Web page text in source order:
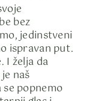
bez
jedinstveni
ispravan put.
I želja da
naš
popnemo